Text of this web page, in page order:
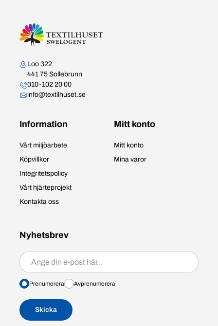
Kontakta oss
Loo 322
441 75 Sollebrunn
010-102 20 00
info@textilhuset.se
Information
Vårt miljöarbete
Köpvillkor
Integritetspolicy
Vårt hjärteprojekt
Kontakta oss
Mitt konto
Mitt konto
Mina varor
Nyhetsbrev
Prenumerera/avprenumerera
Prenumerera Avprenumerera
Skicka